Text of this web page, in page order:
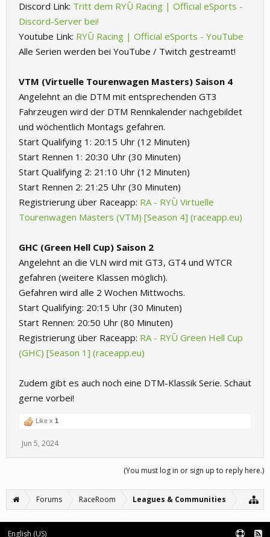
Discord Link: Tritt dem RYŪ Racing | Official eSports -
Discord-Server bei!
Youtube Link: RYŪ Racing | Official eSports - YouTube
Alle Serien werden bei YouTube / Twitch gestreamt!
VTM (Virtuelle Tourenwagen Masters) Saison 4
Angelehnt an die DTM mit entsprechenden GT3
Fahrzeugen wird der DTM Rennkalender nachgebildet
und wöchentlich Montags gefahren.
Start Qualifying 1: 20:15 Uhr (12 Minuten)
Start Rennen 1: 20:30 Uhr (30 Minuten)
Start Qualifying 2: 21:10 Uhr (12 Minuten)
Start Rennen 2: 21:25 Uhr (30 Minuten)
Registrierung über Raceapp: RA - RYŪ Virtuelle
Tourenwagen Masters (VTM) [Season 4] (raceapp.eu)
GHC (Green Hell Cup) Saison 2
Angelehnt an die VLN wird mit GT3, GT4 und WTCR
gefahren (weitere Klassen möglich).
Gefahren wird alle 2 Wochen Mittwochs.
Start Qualifying: 20:15 Uhr (30 Minuten)
Start Rennen: 20:50 Uhr (80 Minuten)
Registrierung über Raceapp: RA - RYŪ Green Hell Cup
(GHC) [Season 1] (raceapp.eu)
Zudem gibt es auch noch eine DTM-Klassik Serie. Schaut
gerne vorbei!
Like x 1
Jun 5, 2024
(You must log in or sign up to reply here.)
Forums RaceRoom Leagues & Communities
English (US)